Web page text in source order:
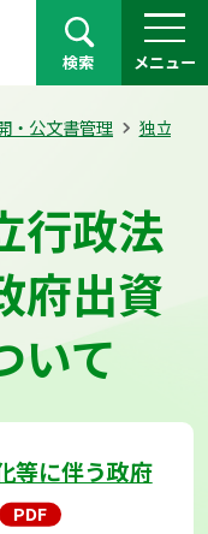
検索 メニュー
・公文書管理 独立行
行政法
府出資
いて
等に伴う政府